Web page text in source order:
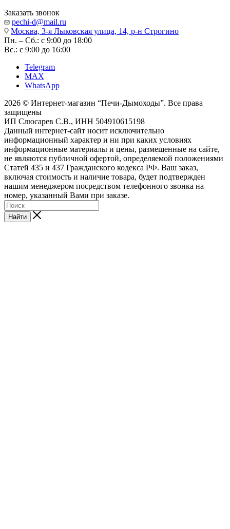
Заказать звонок
pechi-d@mail.ru
Москва, 3-я Лыковская улица, 14, р-н Строгино
Пн. – Сб.: с 9:00 до 18:00
Вс.: с 9:00 до 16:00
Telegram
MAX
WhatsApp
2026 © Интернет-магазин “Печи-Дымоходы”. Все права
защищены
ИП Слюсарев С.В., ИНН 504910615198
Данный интернет-сайт носит исключительно
информационный характер и ни при каких условиях
информационные материалы и цены, размещенные на сайте,
не являются публичной офертой, определяемой положениями
Статей 435 и 437 Гражданского кодекса РФ. Ваш заказ,
включая стоимость и наличие товара, будет подтвержден
нашим менеджером посредством телефонного звонка на
номер, указанный Вами при заказе.
Найти